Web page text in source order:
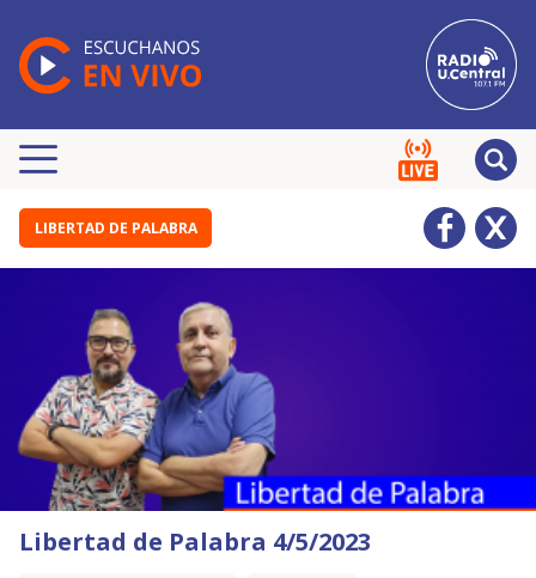
LIBERTAD DE PALABRA
Libertad de Palabra 4/5/2023